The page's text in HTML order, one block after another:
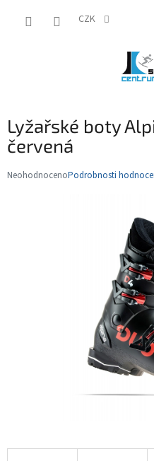
CZK
Lyžařské boty
červená
Průměrné
NeohodnocenoPodrobnosti